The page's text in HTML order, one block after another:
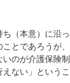
（本意）に沿
とであろうが
いのが介護保険
ない」というこ